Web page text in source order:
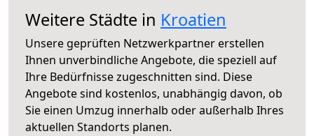
Weitere Städte in Kroatien
Unsere geprüften Netzwerkpartner erstellen
Ihnen unverbindliche Angebote, die speziell auf
Ihre Bedürfnisse zugeschnitten sind. Diese
Angebote sind kostenlos, unabhängig davon, ob
Sie einen Umzug innerhalb oder außerhalb Ihres
aktuellen Standorts planen.